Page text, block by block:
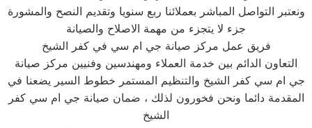
ونعتبر التواصل المباشر بعملائنا ربع سنويا وتقديم النصح والمشورة
جزء لا يتجزء من مهمة الاصلاح والصيانة
فريق عمل مركز صيانة جي ام سي في كفر الشيخ
التعاون الدائم بين خدمة العملاء ومهندسين وفنيين مركز صيانة
جي ام سي كفر الشيخ والتنظيم المستمر خطوط السير يضعنا في
المقدمة دائما ونحن فخورون لذلك ، ضمان صيانة جي ام سي كفر
الشيخ